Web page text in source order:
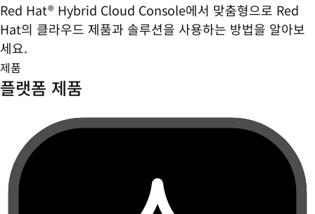
Red Hat® Hybrid Cloud Console에서 맞춤형으로 Red
Hat의 클라우드 제품과 솔루션을 사용하는 방법을 알아보
세요.
제품
플랫폼 제품